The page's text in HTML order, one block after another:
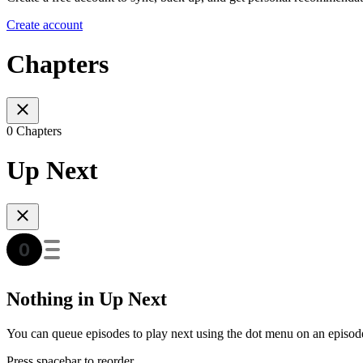
Create account
Chapters
0 Chapters
Up Next
Nothing in Up Next
You can queue episodes to play next using the dot menu on an